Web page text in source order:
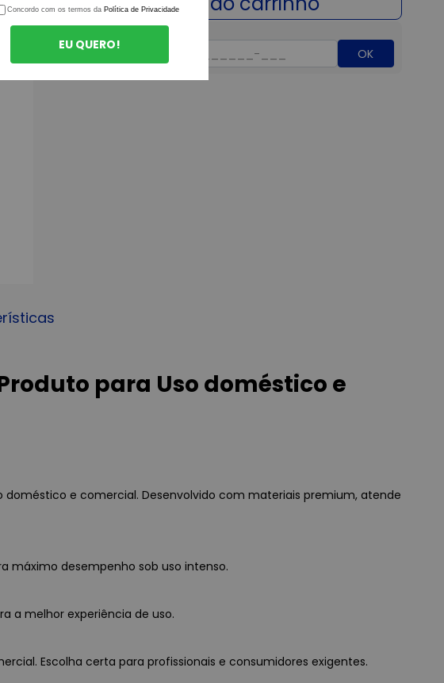
OK
Produto para Uso doméstico e
doméstico e comercial. Desenvolvido com materiais premium, atende
máximo desempenho sob uso intenso.
a melhor experiência de uso.
Escolha certa para profissionais e consumidores exigentes.
Concordo com os termos da Política de Privacidade
EU QUERO!